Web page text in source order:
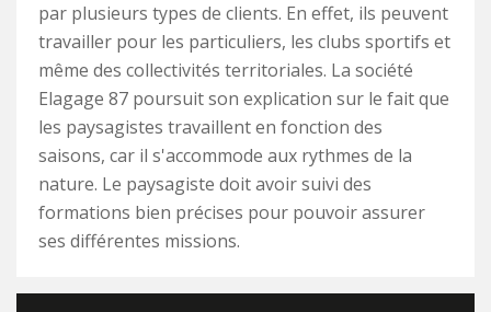
par plusieurs types de clients. En effet, ils peuvent
travailler pour les particuliers, les clubs sportifs et
même des collectivités territoriales. La société
Elagage 87 poursuit son explication sur le fait que
les paysagistes travaillent en fonction des
saisons, car il s'accommode aux rythmes de la
nature. Le paysagiste doit avoir suivi des
formations bien précises pour pouvoir assurer
ses différentes missions.